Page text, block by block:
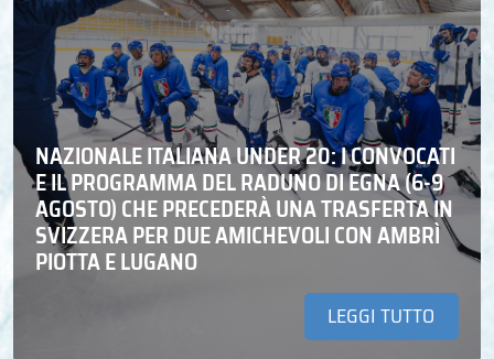
NAZIONALE ITALIANA UNDER 20: I CONVOCATI
E IL PROGRAMMA DEL RADUNO DI EGNA (6-9
AGOSTO) CHE PRECEDERÀ UNA TRASFERTA IN
SVIZZERA PER DUE AMICHEVOLI CON AMBRÌ
PIOTTA E LUGANO
LEGGI TUTTO